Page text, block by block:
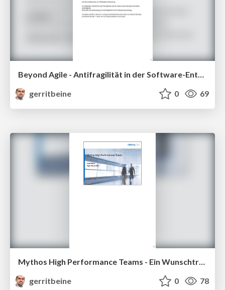
gerritbeine
0 69
Mythos High Performance Teams - Ein Wunschtraum? - Mit Notizen
gerritbeine
0 78